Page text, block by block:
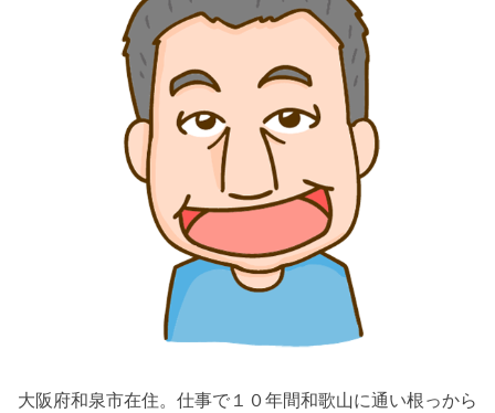
大阪府和泉市在住。仕事で１０年間和歌山に通い根っから